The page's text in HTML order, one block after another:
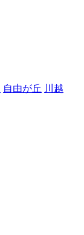
自由が丘 川越